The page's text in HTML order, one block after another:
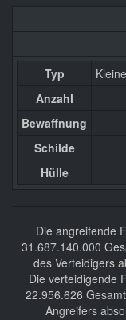
Typ
Anzahl
Bewaffnung
Schilde
Hülle
Die angreifende
31.687.140.000
des Verteidigers
Die verteidigende
22.956.626
Angreifers